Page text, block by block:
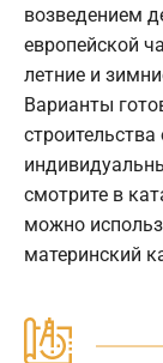
возведением
европейской
летние и
Варианты
смотрите в
можно
материнский